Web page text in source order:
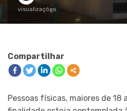
visualizações
Compartilhar
Pessoas físicas, maiores de 18